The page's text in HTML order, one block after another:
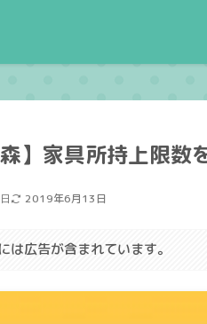
森】家具所持上限
2019年6月13日
は広告が含まれています。